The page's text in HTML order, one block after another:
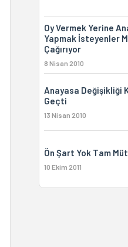
Oy Vermek Yerine
Yapmak İsteyenler
Çağırıyor
8 Nisan 2010
Anayasa Değişikliği
Geçti
13 Nisan 2010
Ön Şart Yok Tam
10 Ekim 2011